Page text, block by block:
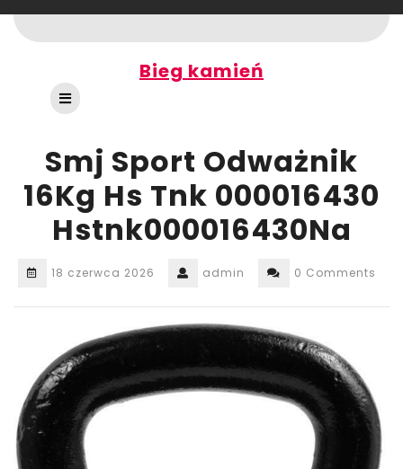
to
content
Bieg kamień
Open
Button
Smj Sport Odważnik
16Kg Hs Tnk 000016430
Hstnk000016430Na
18 czerwca 2026 admin 0 Comments